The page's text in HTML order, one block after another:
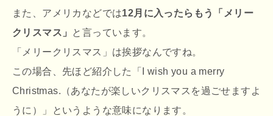
また、アメリカなどでは12月に入ったらもう「メリー
クリスマス」 と言っています。
「メリークリスマス」は挨拶なんですね。
この場合、先ほど紹介した「I wish you a merry
Christmas.（あなたが楽しいクリスマスを過ごせますよ
うに）」というような意味になります。